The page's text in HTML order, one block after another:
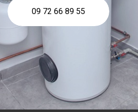
09 72 66 89 55